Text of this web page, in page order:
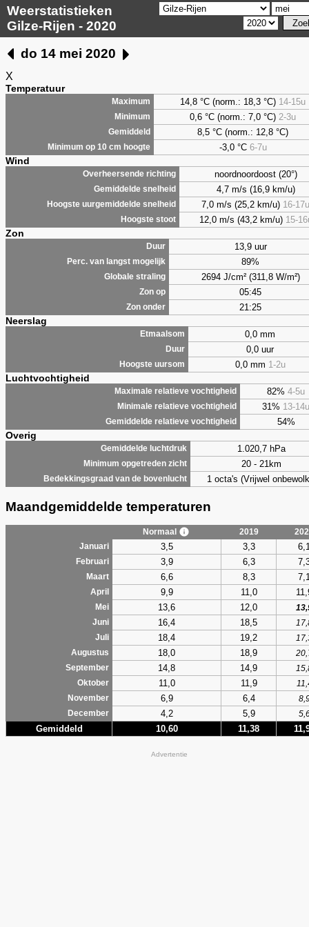
Weerstatistieken
Gilze-Rijen - 2020
do 14 mei 2020
X
Temperatuur
Maximum 14,8 °C (norm.: 18,3 °C) 14-15u
Minimum 0,6 °C (norm.: 7,0 °C) 2-3u
Gemiddeld 8,5 °C (norm.: 12,8 °C)
Minimum op 10 cm hoogte -3,0 °C 6-7u
Wind
Overheersende richting noordnoordoost (20°)
Gemiddelde snelheid 4,7 m/s (16,9 km/u)
Hoogste uurgemiddelde snelheid 7,0 m/s (25,2 km/u) 16-17u
Hoogste stoot 12,0 m/s (43,2 km/u) 15-
Zon
Duur 13,9 uur
Perc. van langst mogelijk 89%
Globale straling 2694 J/cm² (311,8 W/m²)
Zon op 05:45
Zon onder 21:25
Neerslag
Etmaalsom 0,0 mm
Duur 0,0 uur
Hoogste uursom 0,0 mm 1-2u
Luchtvochtigheid
Maximale relatieve vochtigheid 82% 4-5u
Minimale relatieve vochtigheid 31% 13-14u
Gemiddelde relatieve vochtigheid 54%
Overig
Gemiddelde luchtdruk 1.020,7 hPa
Minimum opgetreden zicht 20 - 21km
Bedekkingsgraad van de bovenlucht 1 octa's (Vrijwel
Maandgemiddelde temperaturen
Normaal 2019
Januari
3,5 3,3
Februari 3,9 6,3
Maart 6,6 8,3
April 9,9 11,0
Mei 13,6 12,0
Juni
16,4 18,5
Juli
18,4 19,2
Augustus
18,0 18,9
September
14,8 14,9
Oktober
11,0 11,9
November
6,9 6,4
December
4,2 5,9
Gemiddeld 10,60 11,38
Advertentie